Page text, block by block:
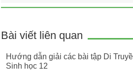
Bài viết liên quan
Hướng dẫn giải các bài tập Di
Sinh học 12